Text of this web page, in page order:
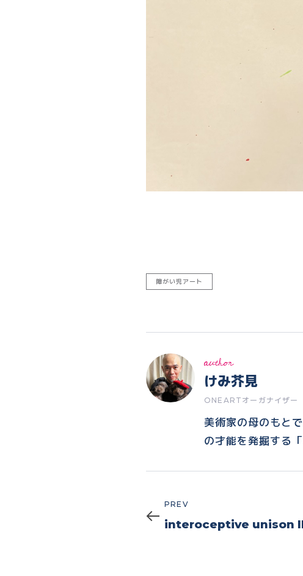
障がい児アート
author
けみ芥見
ONEARTオーガナイザー
美術家の母のもと
の才能を発掘する
Prev
PREV
interoceptive unison